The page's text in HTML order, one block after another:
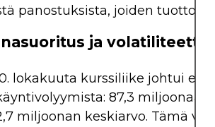
panostuksista, joiden
ja volatiliteetti
lokakuuta kurssiliike johtui
87,3 miljoonaa
miljoonan keskiarvo. Tämä